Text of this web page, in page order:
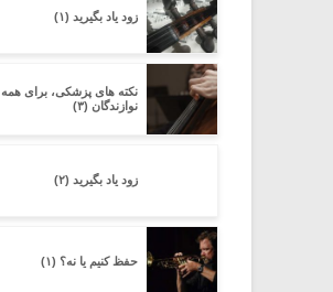
زود یاد بگیرید (۱)
نکته های پزشکی، برای همه
نوازندگان (۳)
زود یاد بگیرید (۲)
حفظ کنیم یا نه؟ (۱)